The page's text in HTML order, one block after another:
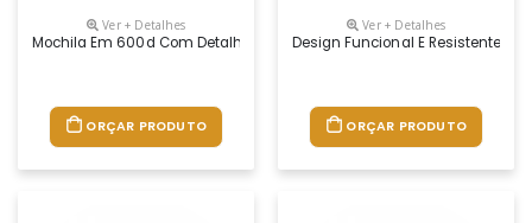
Ver + Detalhes
Mochila Em 600d Com Detalhes Em Ripstop Colorido. Bolso Principal
ORÇAR PRODUTO
Ver + Detalhes
Design Funcional E Resistente! A
ORÇAR PRODUTO